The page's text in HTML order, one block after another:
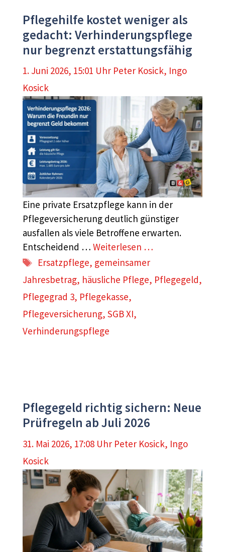
Pflegehilfe kostet weniger als
gedacht: Verhinderungspflege
nur begrenzt erstattungsfähig
1. Juni 2026, 15:01 Uhr Peter Kosick, Ingo
Kosick
Eine private Ersatzpflege kann in der
Pflegeversicherung deutlich günstiger
ausfallen als viele Betroffene erwarten.
Entscheidend … Weiterlesen …
Schlagwörter
Ersatzpflege, gemeinsamer
Jahresbetrag, häusliche Pflege, Pflegegeld,
Pflegegrad 3, Pflegekasse,
Pflegeversicherung, SGB XI,
Verhinderungspflege
Pflegegeld richtig sichern: Neue
Prüfregeln ab Juli 2026
31. Mai 2026, 17:08 Uhr Peter Kosick, Ingo
Kosick